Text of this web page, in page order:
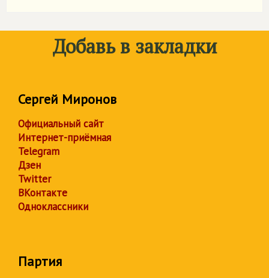
Добавь в закладки
Сергей Миронов
Официальный сайт
Интернет-приёмная
Telegram
Дзен
Twitter
ВКонтакте
Одноклассники
Партия